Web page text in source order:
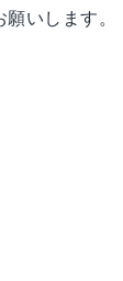
いします。